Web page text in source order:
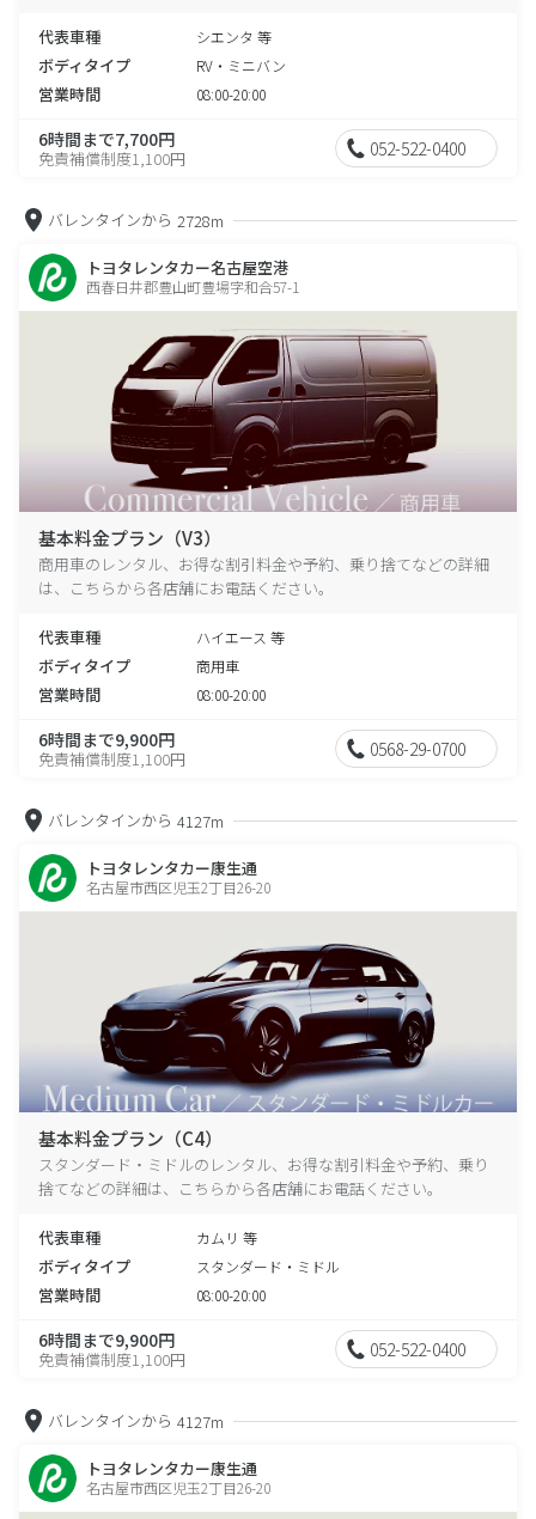
代表車種 シエンタ 等
ボディタイプ RV・ミニバン
営業時間 08:00-20:00
6時間まで7,700円
免責補償制度1,100円 052-522-0400
バレンタインから 2728m
トヨタレンタカー名古屋空港
西春日井郡豊山町豊場字和合57-1
基本料金プラン（V3）
商用車のレンタル、お得な割引料金や予約、乗り捨てなどの詳細
は、こちらから各店舗にお電話ください。
代表車種 ハイエース 等
ボディタイプ 商用車
営業時間 08:00-20:00
6時間まで9,900円
免責補償制度1,100円 0568-29-0700
バレンタインから 4127m
トヨタレンタカー康生通
名古屋市西区児玉2丁目26-20
基本料金プラン（C4）
スタンダード・ミドルのレンタル、お得な割引料金や予約、乗り
捨てなどの詳細は、こちらから各店舗にお電話ください。
代表車種 カムリ 等
ボディタイプ スタンダード・ミドル
営業時間 08:00-20:00
6時間まで9,900円
免責補償制度1,100円 052-522-0400
バレンタインから 4127m
トヨタレンタカー康生通
名古屋市西区児玉2丁目26-20